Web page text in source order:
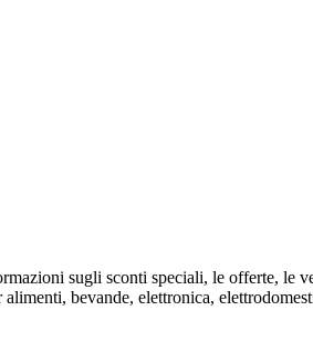
sugli sconti speciali, le offerte,
bevande, elettronica,